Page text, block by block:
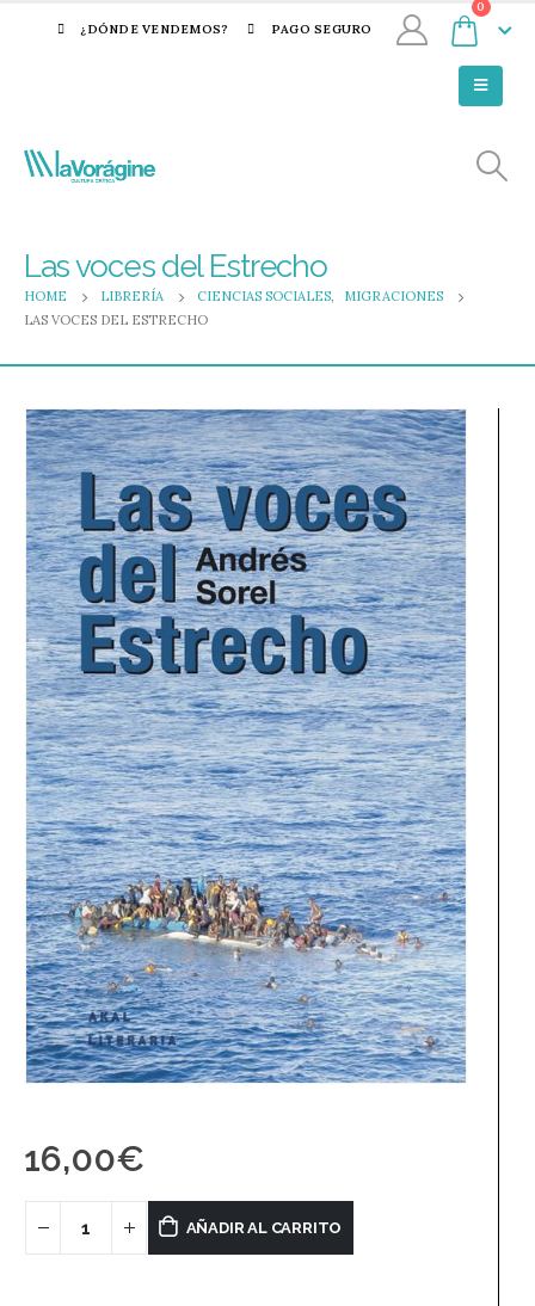
¿DÓNDE VENDEMOS? PAGO SEGURO
0
Las voces del Estrecho
HOME LIBRERÍA CIENCIAS SOCIALES,
MIGRACIONES
LAS VOCES DEL ESTRECHO
16,00€
AÑADIR AL CARRITO